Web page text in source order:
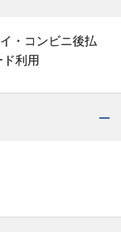
・コンビニ後払
利用